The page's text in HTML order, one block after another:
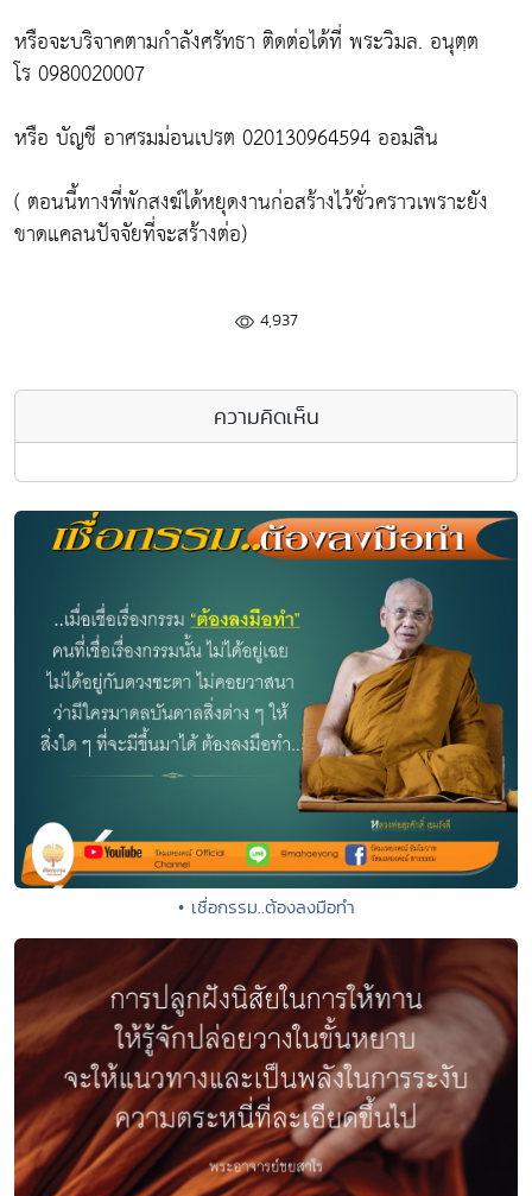
หรือจะบริจาคตามกำลังศรัทธา ติดต่อได้ที่ พระวิมล. อนุตฺต
โร 0980020007
หรือ บัญชี อาศรมม่อนเปรต 020130964594 ออมสิน
( ตอนนี้ทางที่พักสงฆ์ได้หยุดงานก่อสร้างไว้ชั่วคราวเพราะยัง
ขาดแคลนปัจจัยที่จะสร้างต่อ)
4,937
ความคิดเห็น
• เชื่อกรรม..ต้องลงมือทำ